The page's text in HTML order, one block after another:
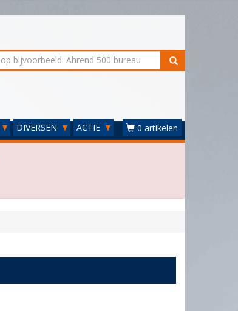
DIVERSEN ACTIE 0 artikelen